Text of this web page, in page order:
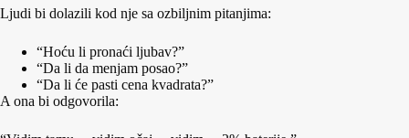
Ljudi bi dolazili kod nje sa ozbiljnim pitanjima:
“Hoću li pronaći ljubav?”
“Da li da menjam posao?”
“Da li će pasti cena kvadrata?”
A ona bi odgovorila: